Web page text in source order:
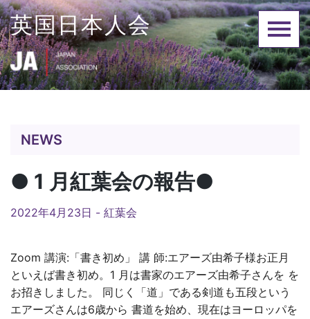
Skip
to
content
英国日本人会
NEWS
● 1 月紅葉会の報告●
2022年4月23日 - 紅葉会
Zoom 講演:「書き初め」 講 師:エアーズ由希子様お正月
といえば書き初め。1 月は書家のエアーズ由希子さんを を
お招きしました。 同じく「道」である剣道も五段という
エアーズさんは6歳から 書道を始め、現在はヨーロッパを